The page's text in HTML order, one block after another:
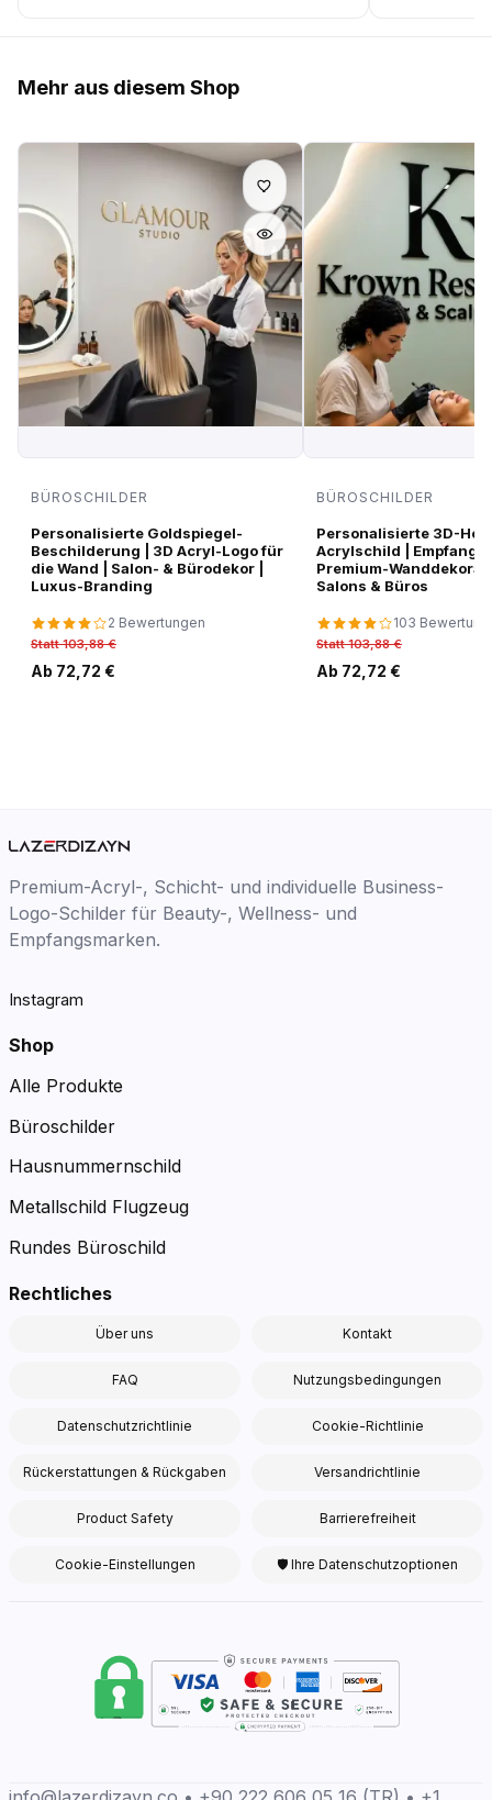
Mehr aus diesem Shop
BÜROSCHILDER
Personalisierte Goldspiegel-
Beschilderung | 3D Acryl-Logo für
die Wand | Salon- & Bürodekor |
Luxus-Branding
2 Bewertungen
Statt 103,88 €
Ab 72,72 €
BÜROSCHILDER
Personalisierte 3D-
Acrylschild |
Premium-
Salons & Büros
103
Statt 103,88 €
Ab 72,72 €
Premium-Acryl-, Schicht- und individuelle Business-
Logo-Schilder für Beauty-, Wellness- und
Empfangsmarken.
Instagram
Shop
Alle Produkte
Büroschilder
Hausnummernschild
Metallschild Flugzeug
Rundes Büroschild
Rechtliches
Über uns Kontakt
FAQ Nutzungsbedingungen
Datenschutzrichtlinie Cookie-Richtlinie
Rückerstattungen & Rückgaben Versandrichtlinie
Product Safety Barrierefreiheit
Cookie-Einstellungen 🛡 Ihre Datenschutzoptionen